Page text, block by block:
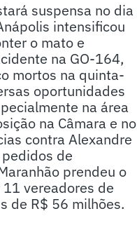
suspensa no dia
intensificou
o mato e
na GO-164,
mortos na quinta-
oportunidades
na área
na Câmara e no
contra Alexandre
de
prendeu o
vereadores de
de R$ 56 milhões.